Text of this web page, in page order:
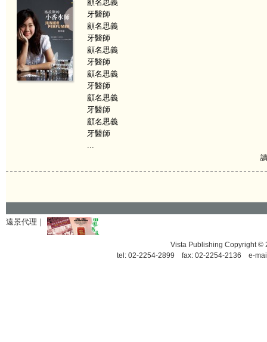
顧名思義
牙醫師
顧名思義
牙醫師
顧名思義
牙醫師
顧名思義
牙醫師
顧名思義
牙醫師
顧名思義
牙醫師
...
遠景代理｜
Vista Publishing Copyright ©
tel: 02-2254-2899 fax: 02-2254-2136 e-